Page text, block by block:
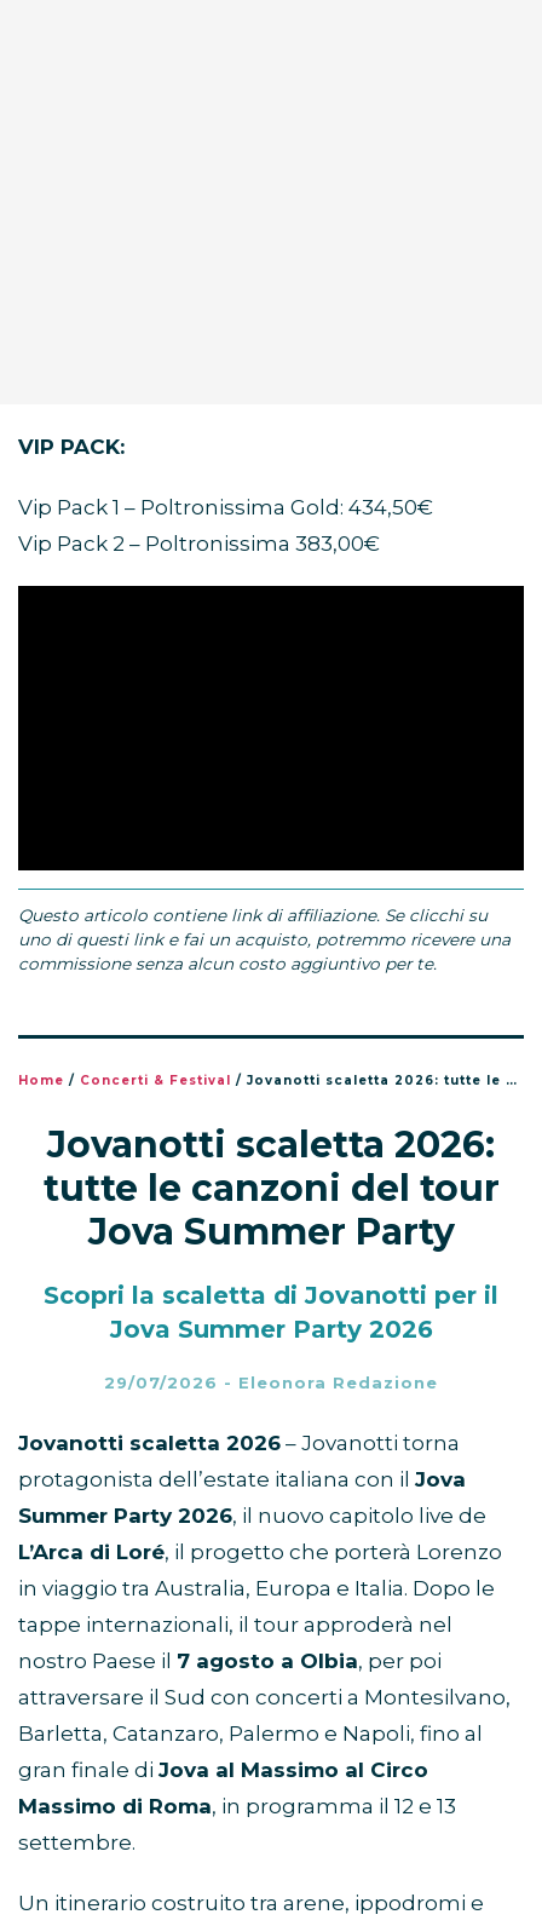
VIP PACK:
Vip Pack 1 – Poltronissima Gold: 434,50€
Vip Pack 2 – Poltronissima 383,00€
Questo articolo contiene link di affiliazione. Se clicchi su
uno di questi link e fai un acquisto, potremmo ricevere una
commissione senza alcun costo aggiuntivo per te.
Home / Concerti & Festival / Jovanotti scaletta 2026: tutte le canzoni del tour Jova Summer Party
Jovanotti scaletta 2026:
tutte le canzoni del tour
Jova Summer Party
Scopri la scaletta di Jovanotti per il
Jova Summer Party 2026
29/07/2026 - Eleonora Redazione
Jovanotti scaletta 2026 – Jovanotti torna
protagonista dell’estate italiana con il Jova
Summer Party 2026, il nuovo capitolo live de
L’Arca di Loré, il progetto che porterà Lorenzo
in viaggio tra Australia, Europa e Italia. Dopo le
tappe internazionali, il tour approderà nel
nostro Paese il 7 agosto a Olbia, per poi
attraversare il Sud con concerti a Montesilvano,
Barletta, Catanzaro, Palermo e Napoli, fino al
gran finale di Jova al Massimo al Circo
Massimo di Roma, in programma il 12 e 13
settembre.
Un itinerario costruito tra arene, ippodromi e